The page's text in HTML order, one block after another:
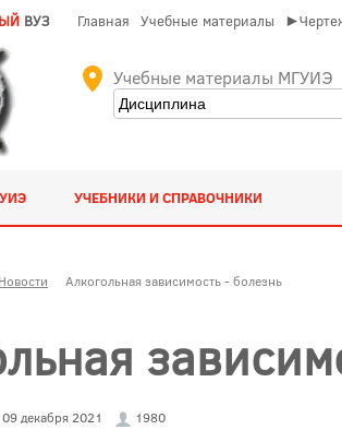
ВУЗ Главная Учебные материалы
Учебные материалы МГУИЭ
УЧЕБНИКИ И СПРАВОЧНИКИ
Новости Алкогольная зависимость - болезнь
09 декабря 2021 1980